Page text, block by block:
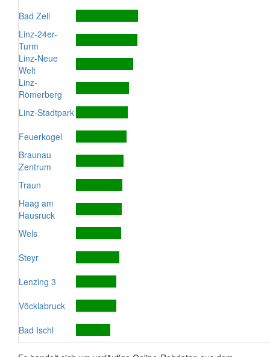
Bad Zell
Linz-24er-
Turm
Linz-Neue
Welt
Linz-
Römerberg
Linz-Stadtpark
Feuerkogel
Braunau
Zentrum
Traun
Haag am
Hausruck
Wels
Steyr
Lenzing 3
Vöcklabruck
Bad Ischl